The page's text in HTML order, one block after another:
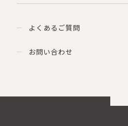
よくあるご質問
お問い合わせ